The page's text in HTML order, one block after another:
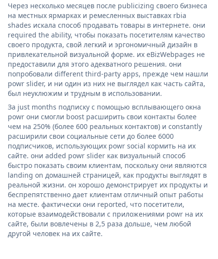
Через несколько месяцев после publicizing своего бизнеса
на местных ярмарках и ремесленных выставках rbia
shades искала способ продавать товары в интернете. они
required the ability, чтобы показать посетителям качество
своего продукта, свой легкий и эргономичный дизайн в
привлекательной визуальной форме. их eBizWebpages не
предоставили для этого адекватного решения. они
попробовали different third-party apps, прежде чем нашли
powr slider, и ни один из них не выглядел как часть сайта,
был неуклюжим и трудным в использовании.
За just months подписку с помощью всплывающего окна
powr они смогли boost расширить свои контакты более
чем на 250% (более 600 реальных контактов) и constantly
расширили свои социальные сети до более 6000
подписчиков, использующих powr social кормить на их
сайте. они added powr slider как визуальный способ
быстро показать своим клиентам, поскольку они являются
landing on домашней страницей, как продукты выглядят в
реальной жизни. он хорошо демонстрирует их продукты и
беспрепятственно дает клиентам отличный опыт работы
на месте. фактически они reported, что посетители,
которые взаимодействовали с приложениями powr на их
сайте, были вовлечены в 2,5 раза дольше, чем любой
другой человек на их сайте.